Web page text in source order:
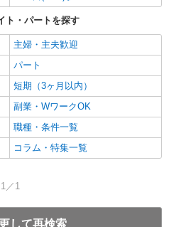
ト・パートを探す
主婦・主夫歓迎
パート
短期（3ヶ月以内）
副業・WワークOK
職種・条件一覧
コラム・特集一覧
1／1
して再検索